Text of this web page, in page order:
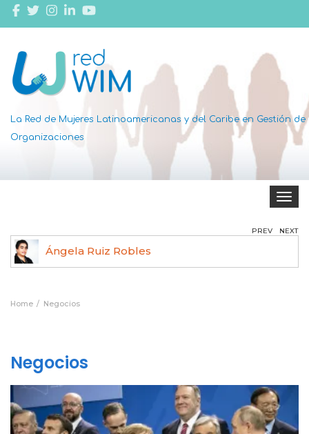
La Red de Mujeres Latinoamericanas y del Caribe en Gestión de
Organizaciones
Toggle
Ángela Ruiz Robles
PREV NEXT
Home Negocios
Negocios